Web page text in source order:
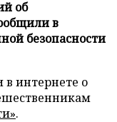
об
в
безопасности
интернете о
.